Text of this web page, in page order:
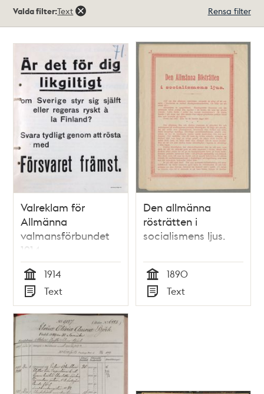
181träffar
Valda filter:Text Rensa filter
Valreklam för
Allmänna
valmansförbundet
1914
Tid
1914
Typ
Text
Den allmänna
rösträtten i
socialismens ljus.
Tid
1890
Typ
Text